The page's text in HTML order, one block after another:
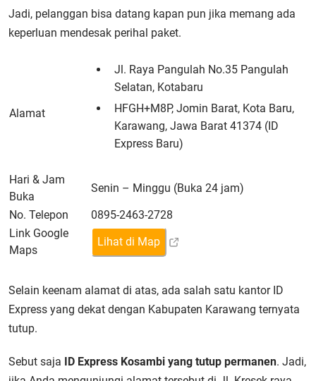
Jadi, pelanggan bisa datang kapan pun jika memang ada
keperluan mendesak perihal paket.
Alamat
Jl. Raya Pangulah No.35 Pangulah
Selatan, Kotabaru
HFGH+M8P, Jomin Barat, Kota Baru,
Karawang, Jawa Barat 41374 (ID
Express Baru)
Hari & Jam
Buka
Senin – Minggu (Buka 24 jam)
No. Telepon
0895-2463-2728
Link Google
Maps
Lihat di Map
Selain keenam alamat di atas, ada salah satu kantor ID
Express yang dekat dengan Kabupaten Karawang ternyata
tutup.
Sebut saja ID Express Kosambi yang tutup permanen. Jadi,